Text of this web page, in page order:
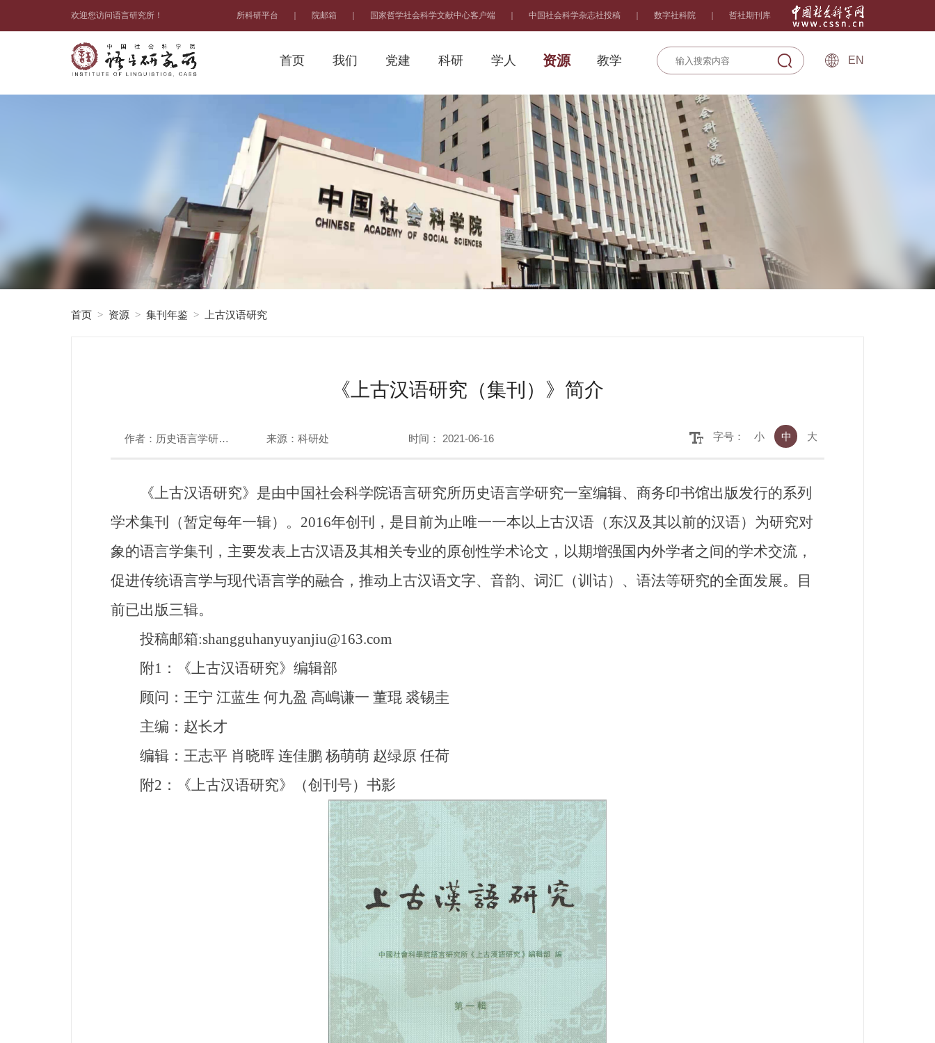
欢迎您访问语言研究所！ 所科研平台 院邮箱 国家哲学社会科学文献中心客户端 中国社会科学杂志社投稿 数字社科院 哲社期刊库
首页 我们 党建 科研 学人 资源 教学 EN
首页 > 资源 > 集刊年鉴 > 上古汉语研究
《上古汉语研究（集刊）》简介
作者：历史语言学研究一室 来源：科研处 时间： 2021-06-16 字号： 小 中 大
《上古汉语研究》是由中国社会科学院语言研究所历史语言学研究一室编辑、商务印书馆出版发行的系列
学术集刊（暂定每年一辑）。2016年创刊，是目前为止唯一一本以上古汉语（东汉及其以前的汉语）为研究对
象的语言学集刊，主要发表上古汉语及其相关专业的原创性学术论文，以期增强国内外学者之间的学术交流，
促进传统语言学与现代语言学的融合，推动上古汉语文字、音韵、词汇（训诂）、语法等研究的全面发展。目
前已出版三辑。
投稿邮箱:shangguhanyuyanjiu@163.com
附1：《上古汉语研究》编辑部
顾问：王宁 江蓝生 何九盈 高嶋谦一 董琨 裘锡圭
主编：赵长才
编辑：王志平 肖晓晖 连佳鹏 杨萌萌 赵绿原 任荷
附2：《上古汉语研究》（创刊号）书影